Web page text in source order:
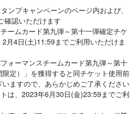
ンプキャンペーンのページ内および、
確認いただけます
ームカード第九弾～第十一弾確定チケ
月4日(土)11:59までご利用いただけま
ォーマンスチームカード第九弾～第十
定）」を獲得すると同チケット使用前
ますので、あらかじめご了承ください
は、2023年6月30日(金)23:59までご利